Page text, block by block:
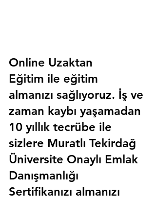
Online Uzaktan
Eğitim ile eğitim
almanızı sağlıyoruz. İş ve
zaman kaybı yaşamadan
10 yıllık tecrübe ile
sizlere Muratlı Tekirdağ
Üniversite Onaylı Emlak
Danışmanlığı
Sertifikanızı almanızı